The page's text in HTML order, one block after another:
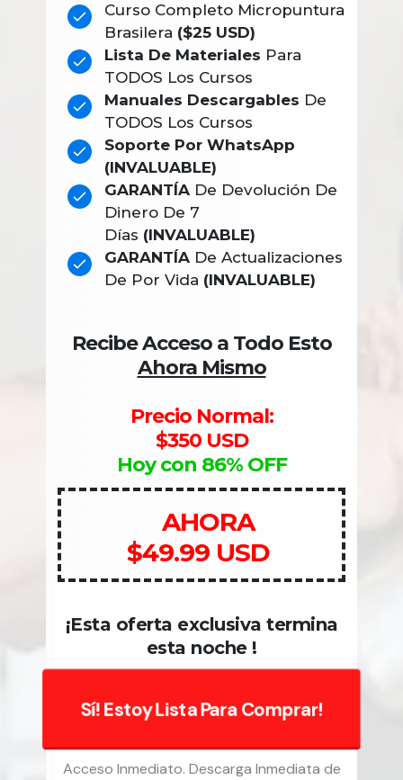
Curso Completo Micropuntura
Brasilera ($25 USD)
Lista De Materiales Para
TODOS Los Cursos
Manuales Descargables De
TODOS Los Cursos
Soporte Por WhatsApp
(iNVALUABLE)
GARANTÍA De Devolución De
Dinero De 7
Días (INVALUABLE)
GARANTÍA De Actualizaciones
De Por Vida (INVALUABLE)
Recibe Acceso a Todo Esto
Ahora Mismo
Precio Normal:
$350 USD
Hoy con 86% OFF
AHORA
$49.99 USD
¡Esta oferta exclusiva termina
esta noche !
Sí! Estoy Lista Para Comprar!
Acceso Inmediato. Descarga Inmediata de